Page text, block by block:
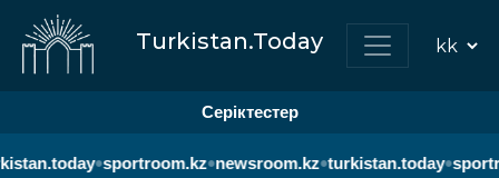
Turkistan.Today
Серіктестер
•sportroom.kz•newsroom.kz•turkistan.today•